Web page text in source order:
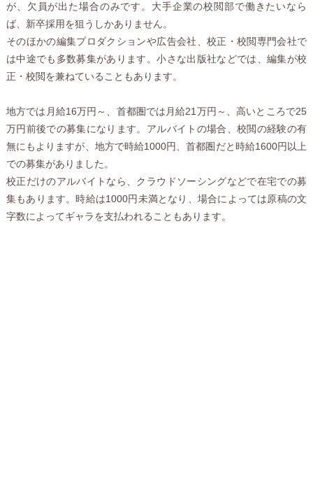
が、欠員が出た場合のみです。大手企業の校閲部で働きたいなら
ば、新卒採用を狙うしかありません。
そのほかの編集プロダクションや広告会社、校正・校閲専門会社で
は中途でも多数募集があります。小さな出版社などでは、編集が校
正・校閲を兼ねていることもあります。
地方では月給16万円～、首都圏では月給21万円～、高いところで25
万円前後での募集になります。アルバイトの場合、校閲の経験の有
無にもよりますが、地方で時給1000円、首都圏だと時給1600円以上
での募集がありました。
校正だけのアルバイトなら、クラウドソーシングなどで在宅での募
集もあります。時給は1000円未満となり、場合によっては原稿の文
字数によってギャラを支払われることもあります。